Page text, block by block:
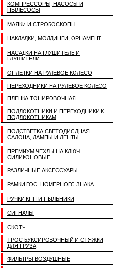
КОМПРЕССОРЫ, НАСОСЫ И
ПЫЛЕСОСЫ
МАЯКИ И СТРОБОСКОПЫ
НАКЛАДКИ, МОЛДИНГИ, ОРНАМЕНТ
НАСАДКИ НА ГЛУШИТЕЛЬ И
ГЛУШИТЕЛИ
ОПЛЕТКИ НА РУЛЕВОЕ КОЛЕСО
ПЕРЕХОДНИКИ НА РУЛЕВОЕ КОЛЕСО
ПЛЕНКА ТОНИРОВОЧНАЯ
ПОДЛОКОТНИКИ И ПЕРЕХОДНИКИ К
ПОДЛОКОТНИКАМ
ПОДСТВЕТКА СВЕТОДИОДНАЯ
САЛОНА, ЛАМПЫ И ЛЕНТЫ
ПРЕМИУМ ЧЕХЛЫ НА КЛЮЧ
СИЛИКОНОВЫЕ
РАЗЛИЧНЫЕ АКСЕССУАРЫ
РАМКИ ГОС. НОМЕРНОГО ЗНАКА
РУЧКИ КПП И ПЫЛЬНИКИ
СИГНАЛЫ
СКОТЧ
ТРОС БУКСИРОВОЧНЫЙ И СТЯЖКИ
ДЛЯ ГРУЗА
ФИЛЬТРЫ ВОЗДУШНЫЕ